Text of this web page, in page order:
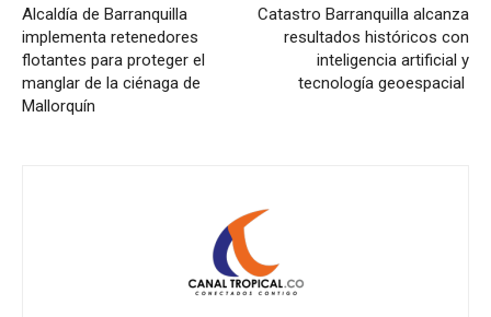
Alcaldía de Barranquilla
implementa retenedores
flotantes para proteger el
manglar de la ciénaga de
Mallorquín
Catastro Barranquilla alcanza
resultados históricos con
inteligencia artificial y
tecnología geoespacial